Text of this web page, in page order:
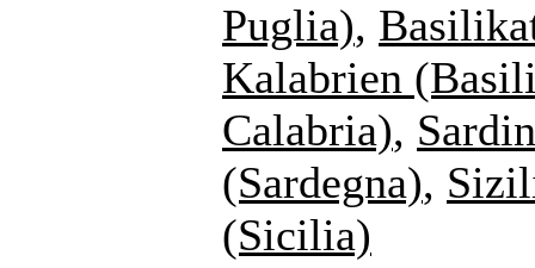
Puglia),
Kalabrien
Calabria),
(Sardegna),
(Sicilia)